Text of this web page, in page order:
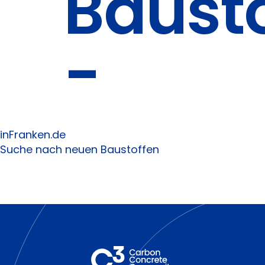
-
inFranken.de
Suche nach neuen Baustoffen